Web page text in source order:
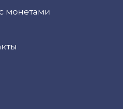
монетами